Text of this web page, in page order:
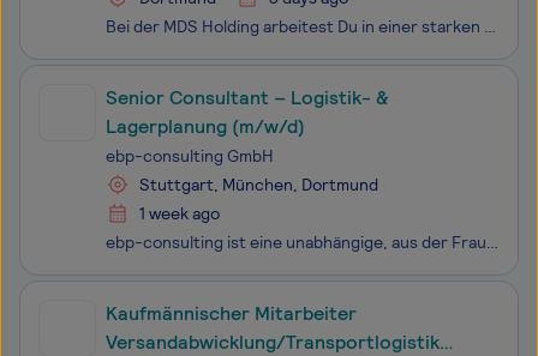
Bei der MDS Holding arbeitest Du in einer starken Unternehmensgruppe, die internationale Trends in den deutschen Handel bringt – mit Verantwortung, Tempo und Verlässlichkeit.Was uns besonders macht:Vielfalt & Stabilität: Seit über 20 Jahren vereinen wir erfolgreiche Unternehmen aus den Bereichen
Senior Consultant – Logistik- &
Lagerplanung (m/w/d)
ebp-consulting GmbH
Stuttgart, München, Dortmund
1 week ago
ebp-consulting ist eine unabhängige, aus der Fraunhofer-Gesellschaft entstandene Unternehmensberatung, die seit über 20 Jahren namhafte mittelständische Unternehmen sowie Konzerne aus Industrie, Handel & Logistik in vielfältigen logistischen Fragestellungen berät. Mit hoher Fach- und Branch
Kaufmännischer Mitarbeiter
Versandabwicklung/Transportlogistik